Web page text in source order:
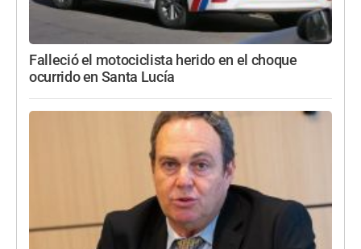
Falleció el motociclista herido en el choque
ocurrido en Santa Lucía